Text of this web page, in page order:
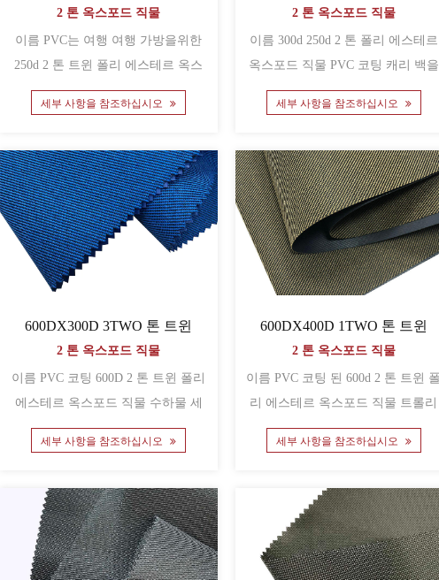
2 톤 옥스포드 직물
이름 PVC는 여행 여행 가방을위한
250d 2 톤 트윈 폴리 에스테르 옥스
포드 직물 ......
세부 사항을 참조하십시오
2 톤 옥스포드 직물
이름 300d 250d 2 톤 폴리 에스테르
옥스포드 직물 PVC 코팅 캐리 백을
위한 ......
세부 사항을 참조하십시오
600DX300D 3TWO 톤 트윈
2 톤 옥스포드 직물
이름 PVC 코팅 600D 2 톤 트윈 폴리
에스테르 옥스포드 직물 수하물 세
트 ......
세부 사항을 참조하십시오
600DX400D 1TWO 톤 트윈
2 톤 옥스포드 직물
이름 PVC 코팅 된 600d 2 톤 트윈 폴
리 에스테르 옥스포드 직물 트롤리
백을위한 ......
세부 사항을 참조하십시오